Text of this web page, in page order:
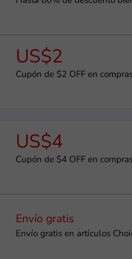
US$2
Cupón de $2 OFF en
US$4
Cupón de $4 OFF en
Envío gratis
Envío gratis en artículos